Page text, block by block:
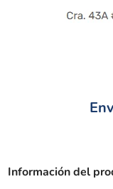
Información del